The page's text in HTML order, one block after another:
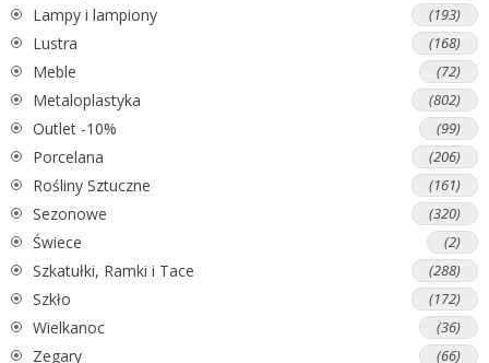
Lampy i lampiony (193)
Lustra (168)
Meble (72)
Metaloplastyka (802)
Outlet -10% (99)
Porcelana (206)
Rośliny Sztuczne (161)
Sezonowe (320)
Świece (2)
Szkatułki, Ramki i Tace (288)
Szkło (172)
Wielkanoc (36)
Zegary (66)